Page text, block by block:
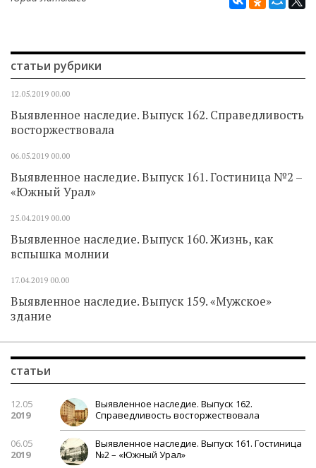
статьи рубрики
12.05.2019 00.00
Выявленное наследие. Выпуск 162. Справедливость
восторжествовала
06.05.2019 00.00
Выявленное наследие. Выпуск 161. Гостиница №2 –
«Южный Урал»
25.04.2019 00.00
Выявленное наследие. Выпуск 160. Жизнь, как
вспышка молнии
17.04.2019 00.00
Выявленное наследие. Выпуск 159. «Мужское»
здание
статьи
12.05
2019
Выявленное наследие. Выпуск 162.
Справедливость восторжествовала
06.05
2019
Выявленное наследие. Выпуск 161. Гостиница
№2 – «Южный Урал»